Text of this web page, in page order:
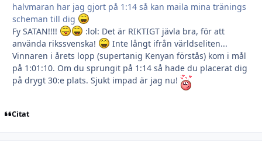
halvmaran har jag gjort på 1:14 så kan maila mina tränings
scheman till dig
Fy SATAN!!!!
:lol: Det är RIKTIGT jävla bra, för att
använda rikssvenska!
Inte långt ifrån världseliten...
Vinnaren i årets lopp (supertanig Kenyan förstås) kom i mål
på 1:01:10. Om du sprungit på 1:14 så hade du placerat dig
på drygt 30:e plats. Sjukt impad är jag nu!
Citat